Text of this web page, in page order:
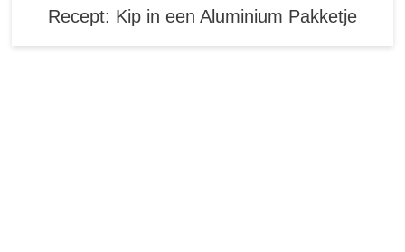
Recept: Kip in een Aluminium Pakketje